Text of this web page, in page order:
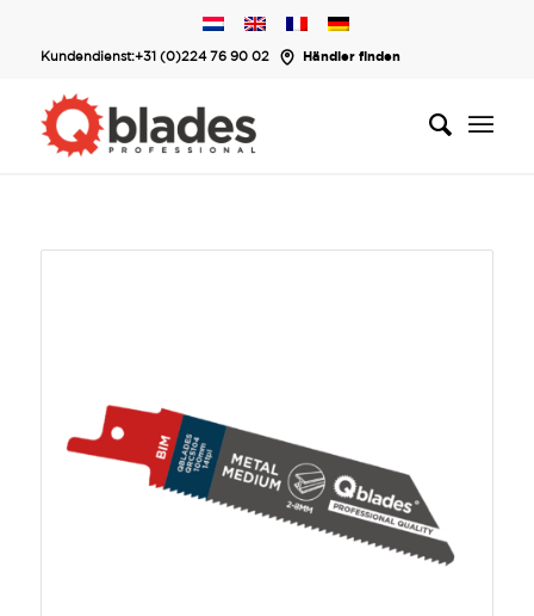
Kundendienst:+31 (0)224 76 90 02 Händler finden